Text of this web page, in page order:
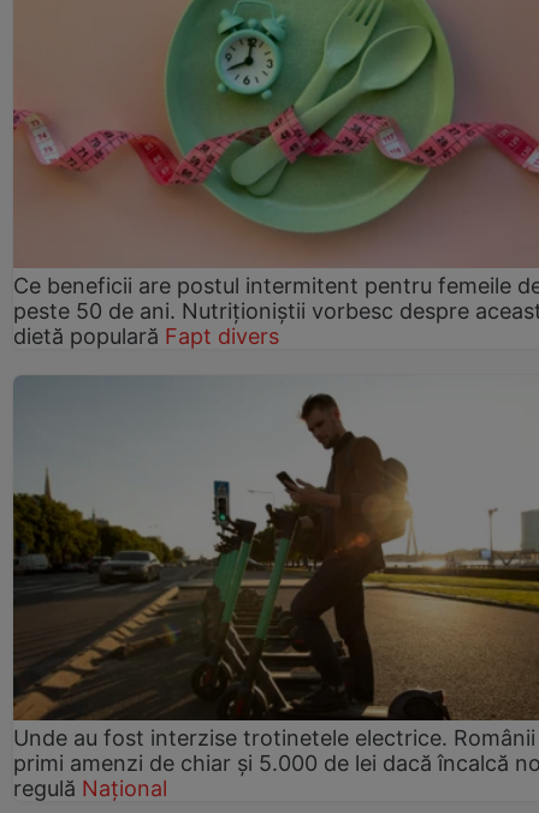
Ce beneficii are postul intermitent pentru femeile
peste 50 de ani. Nutriționiștii vorbesc despre
dietă populară Fapt divers
Unde au fost interzise trotinetele electrice.
primi amenzi de chiar și 5.000 de lei dacă încalcă
regulă Național